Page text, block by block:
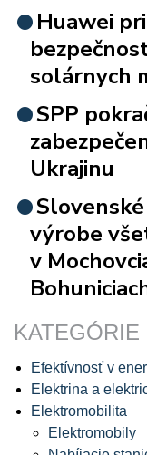
Huawei
solárnych
SPP
Ukrajinu
výrobe
v
KATEGÓRIE
Efektívnosť v
Elektrina a
Elektromobilita
Elektromobily